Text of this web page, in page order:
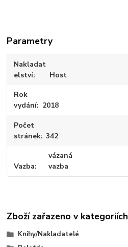
Parametry
Nakladat
elství
Host
Rok
vydání
2018
Počet
stránek 342
Vazba
vázaná
vazba
Zboží zařazeno v kategoriích
Knihy/Nakladatelé